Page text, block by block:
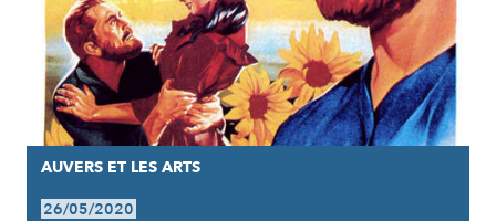
AUVERS ET LES ARTS
26/05/2020